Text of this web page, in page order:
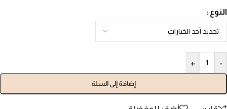
النوع
-
+
إضافة إلى السلة